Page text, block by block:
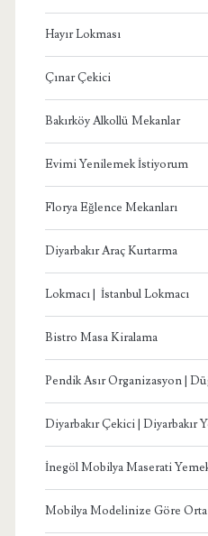
Hayır Lokması
Çınar Çekici
Bakırköy Alkollü Mekanlar
Evimi Yenilemek İstiyorum
Florya Eğlence Mekanları
Diyarbakır Araç Kurtarma
Lokmacı | İstanbul Lokmacı
Bistro Masa Kiralama
Pendik Asır Organizasyon |
Diyarbakır Çekici | Diyarbakır
İnegöl Mobilya Maserati Yemek
Mobilya Modelinize Göre Orta